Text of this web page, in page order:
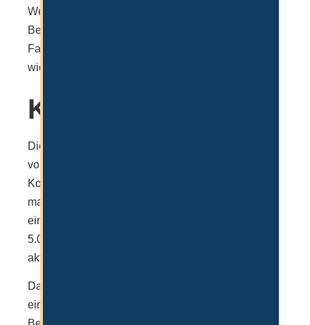
Wegzugbesteuerung, VISA Prozess vor Ort mit den
Behörden (Medical Test, Biometrie), VISA für
Familienmitglieder, Immobiliensuche und am
wichtigsten Kontoeröffnung vor Ort.
Kosten
Die Kosten für eine Firmengründung hängen stark
von der Anzahl der VISA, sowie der Art und
Kombination der Lizenzen ab. In der Regel kann
man aber pauschal sagen, dass eine Firma mit
einem VISA und 3 Dienstleistungslizenzen rund
5.000 – 6.000€ kostet, je nach Wechselkurs und
aktuellem Angebot.
Darin nicht enthalten sind jedoch die Eröffnung
eines Kontos, der VISA Prozess vor Ort mit den